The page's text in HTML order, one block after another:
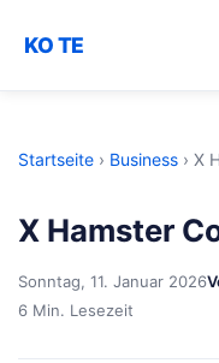
KO TE
Startseite › Business › X
X Hamster
Sonntag, 11. Januar 2026
6 Min. Lesezeit